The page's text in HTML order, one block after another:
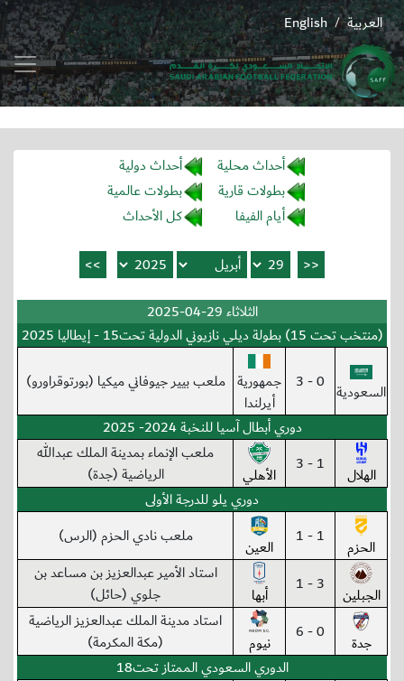
English / العربية
أحداث محلية
أحداث دولية
بطولات قارية
بطولات عالمية
أيام الفيفا
كل الأحداث
الثلاثاء 29-04-2025
(منتخب تحت 15) بطولة ديلي نازيوني الدولية تحت15 - إيطاليا 2025
السعودية 0 - 3
جمهورية
أيرلندا
ملعب بيير جيوفاني ميكيا (بورتوقراورو)
دوري أبطال آسيا للنخبة 2024- 2025
الهلال 1 - 3 الأهلي
ملعب الإنماء بمدينة الملك عبدالله
الرياضية (جدة)
دوري يلو للدرجة الأولى
الحزم 1 - 1 العين ملعب نادي الحزم (الرس)
الجبلين 3 - 1 أبها
استاد الأمير عبدالعزيز بن مساعد بن
جلوي (حائل)
جدة 0 - 6 نيوم
استاد مدينة الملك عبدالعزيز الرياضية
(مكة المكرمة)
الدوري السعودي الممتاز تحت18